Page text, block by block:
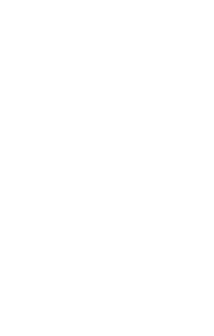
品質資料請開啟